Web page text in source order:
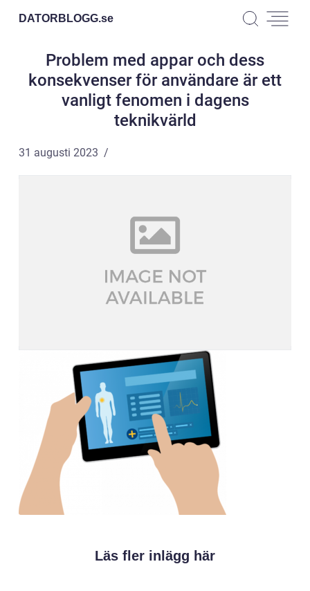
DATORBLOGG.se
Problem med appar och dess
konsekvenser för användare är ett
vanligt fenomen i dagens
teknikvärld
31 augusti 2023
Läs fler inlägg här